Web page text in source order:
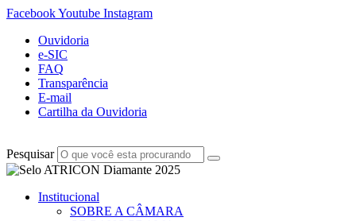
FacebookYoutube Instagram
Ouvidoria
e-SIC
FAQ
Transparência
E-mail
Cartilha da Ouvidoria
Pesquisar
Institucional
SOBRE A CÂMARA